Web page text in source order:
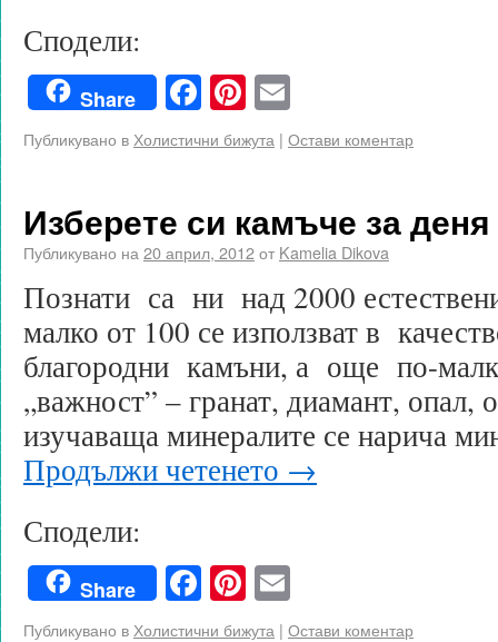
Сподели:
Share Facebook
Pinterest
Публикувано в Холистични бижута | Остави коментар
Изберете си камъче за
Публикувано на 20 април, 2012от Kamelia Dikova
Познати са ни над 2000
малко от 100 се използват в
благородни камъни, а още по-
„важност” – гранат, диамант,
изучаваща минералите се нарича
Продължи четенето →
Сподели:
Share Facebook
Pinterest
Публикувано в Холистични бижута | Остави коментар